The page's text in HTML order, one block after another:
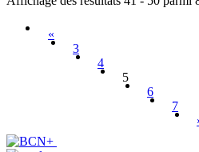
«
3
4
5
6
7